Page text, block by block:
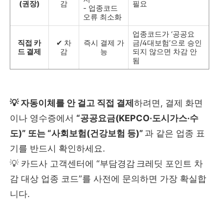
(권장)
감
- 업종코드
오류 최소화
필요
직접 카
드 결제
✔ 차
감
즉시 결제 가
능
업종코드가 ‘공공요
금/4대보험’으로 승인
되지 않으면 차감 안
됨
💡 자동이체를 안 걸고 직접 결제 하려면, 결제 화면
이나 영수증에서 “공공요금(KEPCO·도시가스·수
도)” 또는 “사회보험(건강보험 등)” 과 같은 업종 표
기를 반드시 확인하세요.
💡 카드사 고객센터에 “부담경감 크레딧 포인트 차
감 대상 업종 코드”를 사전에 문의하면 가장 확실합
니다.